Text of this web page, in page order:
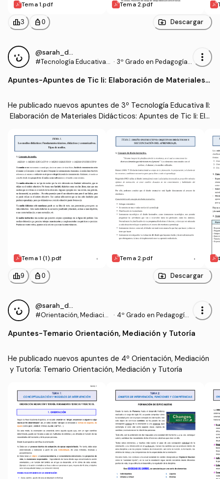
Tema 1.pdf Tema 2.pdf
leaderboard3 personal_bag 0 Descargar
@sarah_dauber
#Tecnología Educativa I
les Didácticos
· 3º Grado en Pedagogía
more_vert
Apuntes-Apuntes de Tic Ii: Elaboración de Materiales
He publicado nuevos apuntes de 3º Tecnología Educativa II:
Elaboración de Materiales Didácticos: Apuntes de Tic Ii: Ela
Tema 1 (1).pdf Tema 2.pdf
leaderboard9 personal_bag 0 Descargar
@sarah_dauber
#Orientación, Mediació
· 4º Grado en Pedagogía
more_vert
Apuntes-Temario Orientación, Mediación y Tutoría
He publicado nuevos apuntes de 4º Orientación, Mediación
y Tutoría: Temario Orientación, Mediación y Tutoría